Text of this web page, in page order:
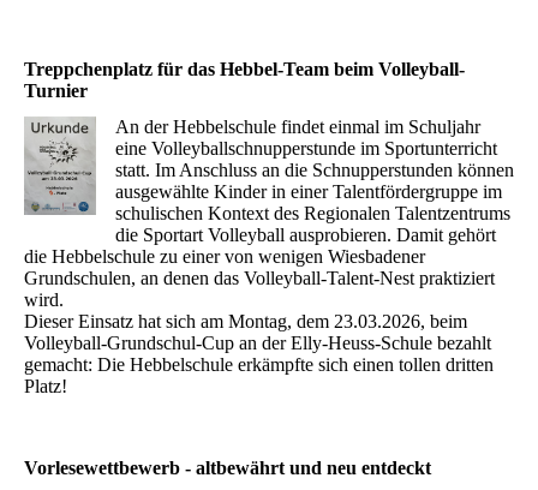
Treppchenplatz für das Hebbel-Team beim Volleyball-
Turnier
An der Hebbelschule findet einmal im Schuljahr
eine Volleyballschnupperstunde im Sportunterricht
statt. Im Anschluss an die Schnupperstunden können
ausgewählte Kinder in einer Talentfördergruppe im
schulischen Kontext des Regionalen Talentzentrums
die Sportart Volleyball ausprobieren. Damit gehört
die Hebbelschule zu einer von wenigen Wiesbadener
Grundschulen, an denen das Volleyball-Talent-Nest praktiziert
wird.
Dieser Einsatz hat sich am Montag, dem 23.03.2026, beim
Volleyball-Grundschul-Cup an der Elly-Heuss-Schule bezahlt
gemacht: Die Hebbelschule erkämpfte sich einen tollen dritten
Platz!
Vorlesewettbewerb - altbewährt und neu entdeckt